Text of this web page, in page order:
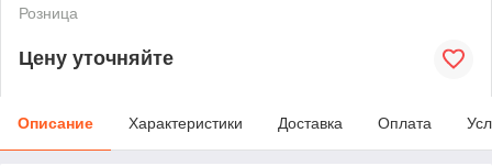
Розница
Цену уточняйте
Описание Характеристики Доставка Оплата